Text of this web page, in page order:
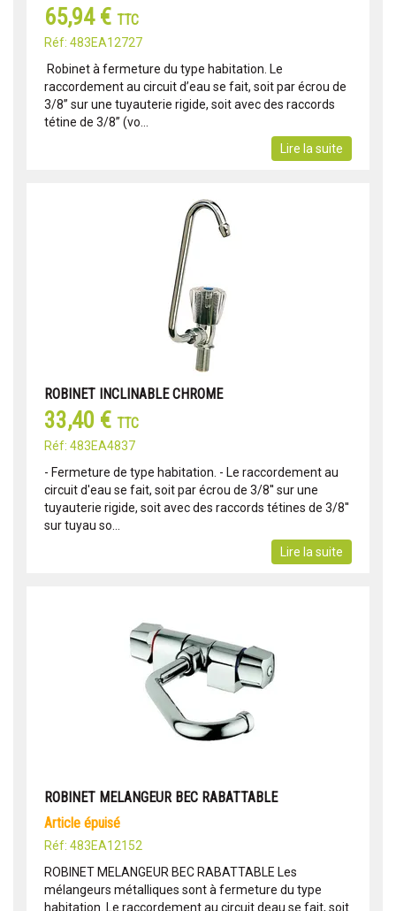
65,94 € TTC
Réf: 483EA12727
Robinet à fermeture du type habitation. Le
raccordement au circuit d’eau se fait, soit par écrou de
3/8” sur une tuyauterie rigide, soit avec des raccords
tétine de 3/8” (vo...
Lire la suite
ROBINET INCLINABLE CHROME
33,40 € TTC
Réf: 483EA4837
- Fermeture de type habitation. - Le raccordement au
circuit d'eau se fait, soit par écrou de 3/8'' sur une
tuyauterie rigide, soit avec des raccords tétines de 3/8''
sur tuyau so...
Lire la suite
ROBINET MELANGEUR BEC RABATTABLE
article épuisé
Réf: 483EA12152
ROBINET MELANGEUR BEC RABATTABLE Les
mélangeurs métalliques sont à fermeture du type
habitation. Le raccordement au circuit deau se fait, soit